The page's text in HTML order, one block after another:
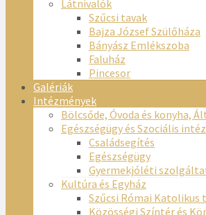
Látnivalók
Szűcsi tavak
Bajza József Szülőháza
Bányász Emlékszoba
Faluház
Pincesor
Galériák
Intézmények
Bölcsőde, Óvoda és konyha,
Egészségügy és Szociális
Családsegítés
Egészségügy
Gyermekjóléti
Kultúra és Egyház
Szűcsi Római Katolikus
Közösségi Színtér és